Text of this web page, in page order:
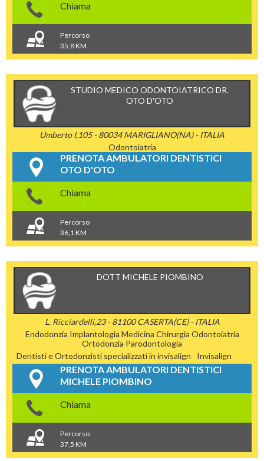
Chiama
Percorso
35,8 KM
STUDIO MEDICO ODONTOIATRICO DR.
OTO D'OTO
Umberto I,105 - 80034 MARIGLIANO(NA) - ITALIA
Odontoiatria
PRENOTA AMBULATORI DENTISTICI
OTO D'OTO
Chiama
Percorso
36,1 KM
DOTT MICHELE PIOMBINO
L. Ricciardelli,23 - 81100 CASERTA(CE) - ITALIA
Endodonzia Implantologia Medicina Chirurgia Odontoiatria
Ortodonzia Parodontologia
Dentisti e Ortodonzisti specializzati in invisalign
Invisalign
PRENOTA AMBULATORI DENTISTICI
MICHELE PIOMBINO
Chiama
Percorso
37,5 KM